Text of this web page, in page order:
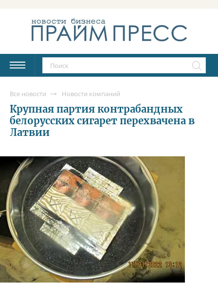
Все новости Новости компаний
Крупная партия контрабандных
белорусских сигарет перехвачена в
Латвии